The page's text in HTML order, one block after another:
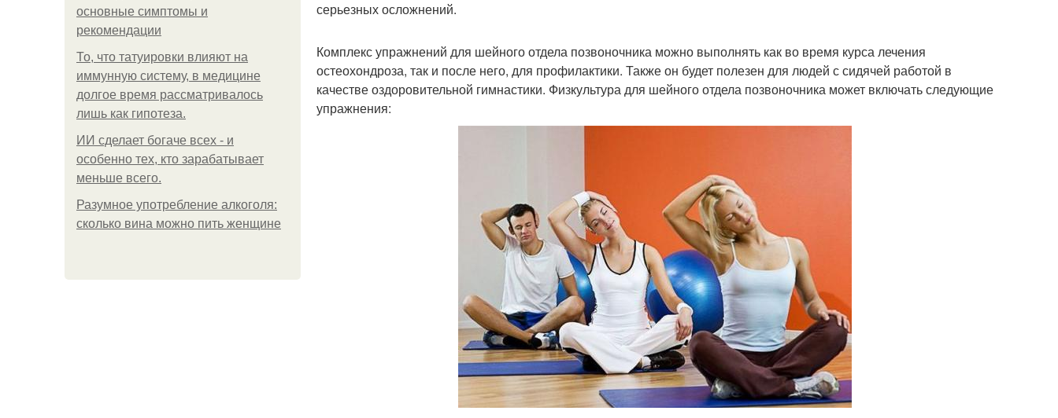
основные симптомы и
рекомендации
То, что татуировки влияют на
иммунную систему, в медицине
долгое время рассматривалось
лишь как гипотеза.
ИИ сделает богаче всех - и
особенно тех, кто зарабатывает
меньше всего.
Разумное употребление алкоголя:
сколько вина можно пить женщине
серьезных осложнений.
Комплекс упражнений для шейного отдела позвоночника можно выполнять как во время курса лечения
остеохондроза, так и после него, для профилактики. Также он будет полезен для людей с сидячей работой в
качестве оздоровительной гимнастики. Физкультура для шейного отдела позвоночника может включать следующие
упражнения: